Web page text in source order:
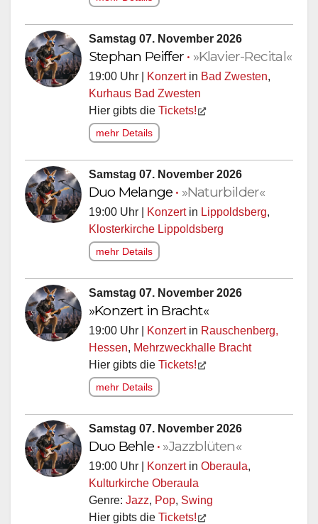
Samstag 07. November 2026
Stephan Peiffer • »Klavier-Recital«
19:00 Uhr | Konzertin Bad Zwesten,
Kurhaus Bad Zwesten
Hier gibts die Tickets!
mehr Details
Samstag 07. November 2026
Duo Melange • »Naturbilder«
19:00 Uhr | Konzertin Lippoldsberg,
Klosterkirche Lippoldsberg
mehr Details
Samstag 07. November 2026
»Konzert in Bracht«
19:00 Uhr | Konzertin Rauschenberg,
Hessen, Mehrzweckhalle Bracht
Hier gibts die Tickets!
mehr Details
Samstag 07. November 2026
Duo Behle • »Jazzblüten«
19:00 Uhr | Konzertin Oberaula,
Kulturkirche Oberaula
Genre: Jazz, Pop, Swing
Hier gibts die Tickets!